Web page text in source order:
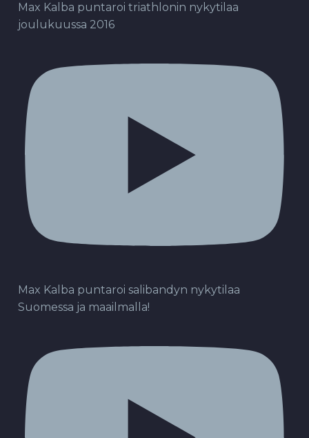
Max Kalba puntaroi triathlonin nykytilaa
joulukuussa 2016
Max Kalba puntaroi salibandyn nykytilaa
Suomessa ja maailmalla!